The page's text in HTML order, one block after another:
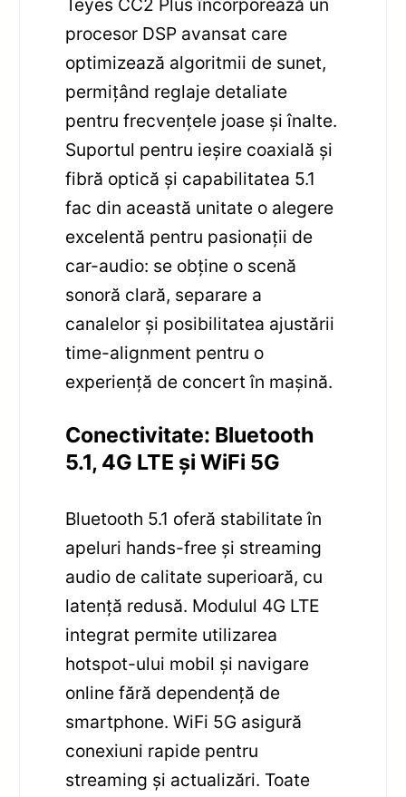
procesor DSP avansat care
optimizează algoritmii de sunet,
permițând reglaje detaliate
pentru frecvențele joase și înalte.
Suportul pentru ieșire coaxială și
fibră optică și capabilitatea 5.1
fac din această unitate o alegere
excelentă pentru pasionații de
car-audio: se obține o scenă
sonoră clară, separare a
canalelor și posibilitatea ajustării
time-alignment pentru o
experiență de concert în mașină.
Conectivitate: Bluetooth
5.1, 4G LTE și WiFi 5G
Bluetooth 5.1 oferă stabilitate în
apeluri hands-free și streaming
audio de calitate superioară, cu
latență redusă. Modulul 4G LTE
integrat permite utilizarea
hotspot-ului mobil și navigare
online fără dependență de
smartphone. WiFi 5G asigură
conexiuni rapide pentru
streaming și actualizări. Toate